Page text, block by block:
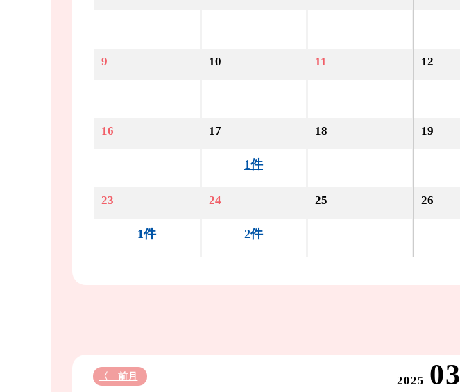
9 10 11 12
16 17
1件
18 19
23
1件
24
2件
25 26
2025 03
〈 前月